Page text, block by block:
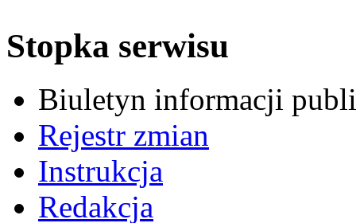
Stopka serwisu
Biuletyn informacji
Rejestr zmian
Instrukcja
Redakcja